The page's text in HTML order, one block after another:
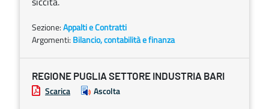
Sezione:Appalti e Contratti
Argomenti: Bilancio, contabilità e finanza
REGIONE PUGLIA SETTORE INDUSTRIA BARI
Scarica Ascolta